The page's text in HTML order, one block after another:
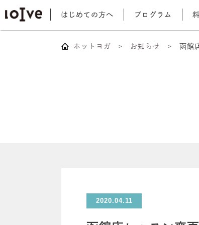
はじめての方へ プログラム
ホットヨガ お知らせ 函館
2020.04.11